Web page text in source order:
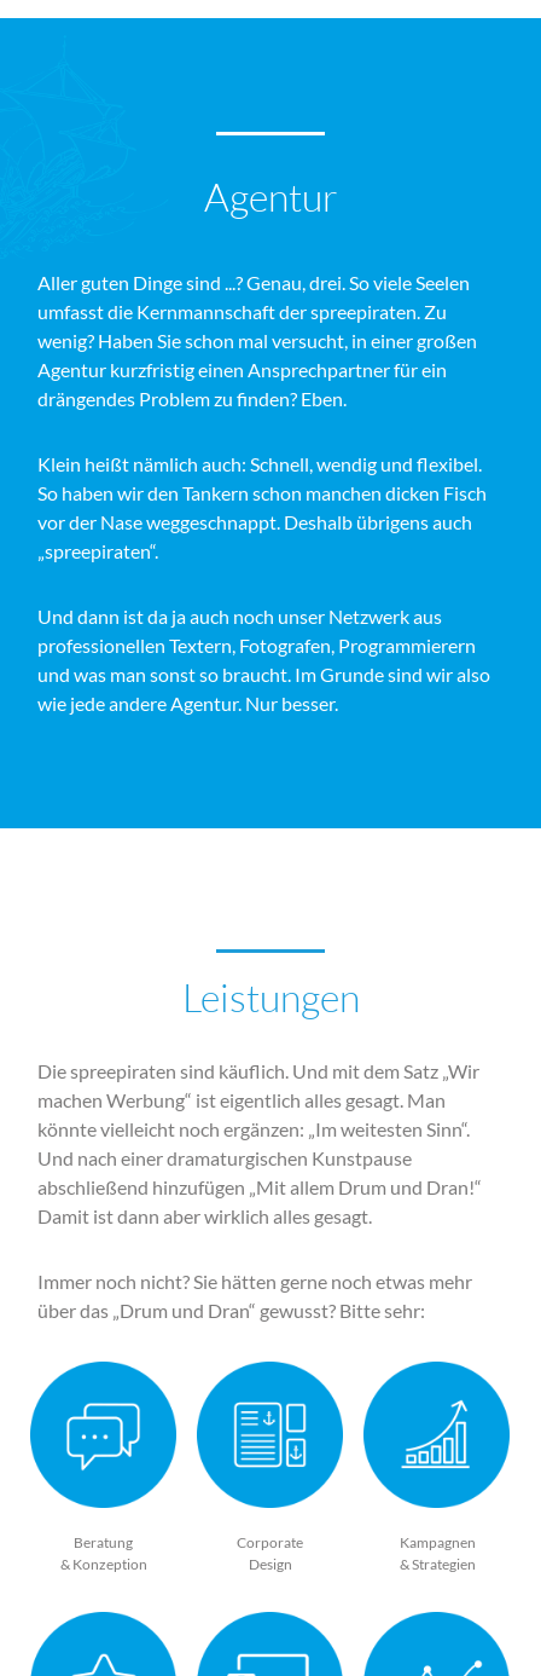
Agentur
Aller guten Dinge sind ...? Genau, drei. So viele Seelen
umfasst die Kernmannschaft der spreepiraten. Zu
wenig? Haben Sie schon mal versucht, in einer großen
Agentur kurzfristig einen Ansprechpartner für ein
drängendes Problem zu finden? Eben.
Klein heißt nämlich auch: Schnell, wendig und flexibel.
So haben wir den Tankern schon manchen dicken Fisch
vor der Nase weggeschnappt. Deshalb übrigens auch
„spreepiraten“.
Und dann ist da ja auch noch unser Netzwerk aus
professionellen Textern, Fotografen, Programmierern
und was man sonst so braucht. Im Grunde sind wir also
wie jede andere Agentur. Nur besser.
Leistungen
Die spreepiraten sind käuflich. Und mit dem Satz „Wir
machen Werbung“ ist eigentlich alles gesagt. Man
könnte vielleicht noch ergänzen: „Im weitesten Sinn“.
Und nach einer dramaturgischen Kunstpause
abschließend hinzufügen „Mit allem Drum und Dran!“
Damit ist dann aber wirklich alles gesagt.
Immer noch nicht? Sie hätten gerne noch etwas mehr
über das „Drum und Dran“ gewusst? Bitte sehr:
Beratung
& Konzeption
Corporate
Design
Kampagnen
& Strategien